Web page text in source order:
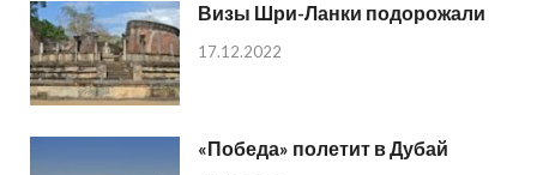
Визы Шри-Ланки подорожали
17.12.2022
«Победа» полетит в Дубай